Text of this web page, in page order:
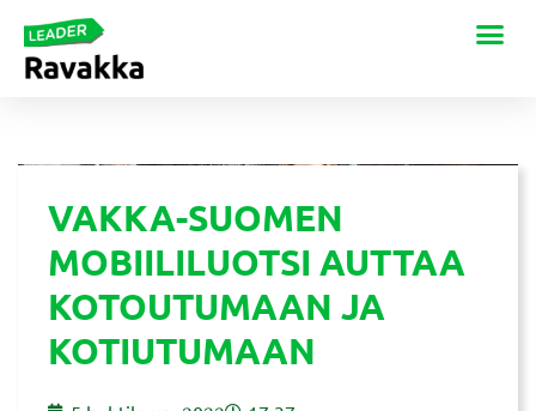
VAKKA-SUOMEN
MOBIILILUOTSI AUTTAA
KOTOUTUMAAN JA
KOTIUTUMAAN